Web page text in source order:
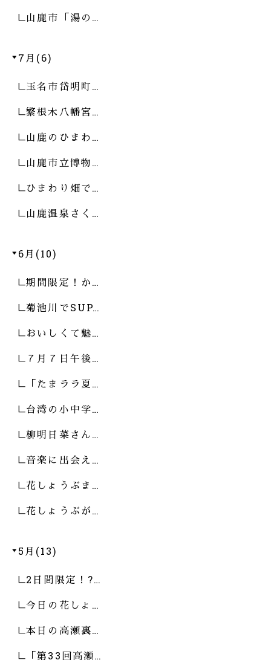
山鹿市「湯の…
7月(6)
玉名市岱明町…
繁根木八幡宮…
山鹿のひまわ…
山鹿市立博物…
ひまわり畑で…
山鹿温泉さく…
6月(10)
期間限定！か…
菊池川でSUP…
おいしくて魅…
７月７日午後…
「たまララ夏…
台湾の小中学…
柳明日菜さん…
音楽に出会え…
花しょうぶま…
花しょうぶが…
5月(13)
2日間限定！?…
今日の花しょ…
本日の高瀬裏…
「第33回高瀬…